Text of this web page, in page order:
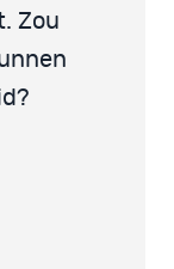
Zou